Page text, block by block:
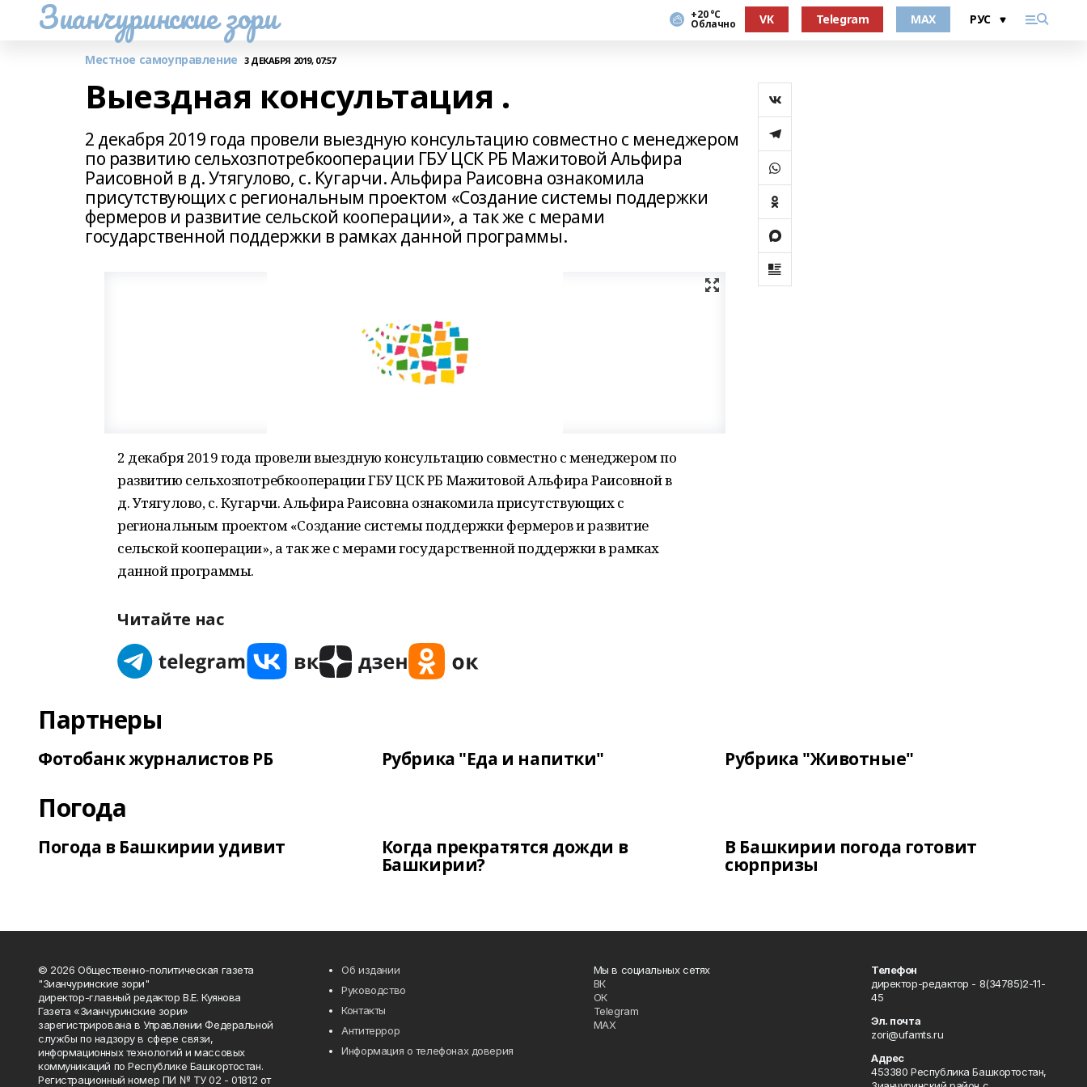
Зианчуринские зори +20 °С
Облачно VK Telegram MAX
Местное самоуправление 3 ДЕКАБРЯ 2019, 07:57
Выездная консультация .
2 декабря 2019 года провели выездную консультацию совместно с менеджером
по развитию сельхозпотребкооперации ГБУ ЦСК РБ Мажитовой Альфира
Раисовной в д. Утягулово, с. Кугарчи. Альфира Раисовна ознакомила
присутствующих с региональным проектом «Создание системы поддержки
фермеров и развитие сельской кооперации», а так же с мерами
государственной поддержки в рамках данной программы.
2 декабря 2019 года провели выездную консультацию совместно с менеджером по
развитию сельхозпотребкооперации ГБУ ЦСК РБ Мажитовой Альфира Раисовной в
д. Утягулово, с. Кугарчи. Альфира Раисовна ознакомила присутствующих с
региональным проектом «Создание системы поддержки фермеров и развитие
сельской кооперации», а так же с мерами государственной поддержки в рамках
данной программы.
Читайте нас
Партнеры
Фотобанк журналистов РБ Рубрика "Еда и напитки" Рубрика "Животные"
Погода
Погода в Башкирии удивит Когда прекратятся дожди в
Башкирии?
В Башкирии погода готовит
сюрпризы
© 2026 Общественно-политическая газета
"Зианчуринские зори"
директор-главный редактор В.Е. Куянова
Газета «Зианчуринские зори»
зарегистрирована в Управлении Федеральной
службы по надзору в сфере связи,
информационных технологий и массовых
коммуникаций по Республике Башкортостан.
Регистрационный номер ПИ № ТУ 02 - 01812 от
Об издании
Руководство
Контакты
Антитеррор
Информация о телефонах доверия
Мы в социальных сетях
ВК
ОК
Telegram
MAX
Телефон
директор-редактор - 8(34785)2-11-
45
Эл. почта
zori@ufamts.ru
Адрес
453380 Республика Башкортостан,